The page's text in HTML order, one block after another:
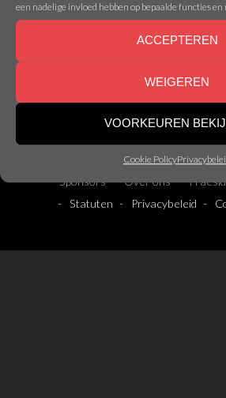
een nadelige invloed hebben op bepaalde functies
ACCEPTEREN
WEIGEREN
VOORKEUREN
Cookie Policy
© Nemesis Gent | Made
Abonneer op onze
Facebook
Instagram
YouTube
Mail
Sponsors Over ons
Statuten
Privacybeleid